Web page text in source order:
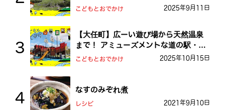
を探検しよう！
こどもとおでかけ 2025年9月11日
【大任町】広ーい遊び場から天然温泉
まで！ アミューズメントな道の駅・お
おとう桜街道
こどもとおでかけ 2025年10月15日
なすのみぞれ煮
レシピ 2021年9月10日